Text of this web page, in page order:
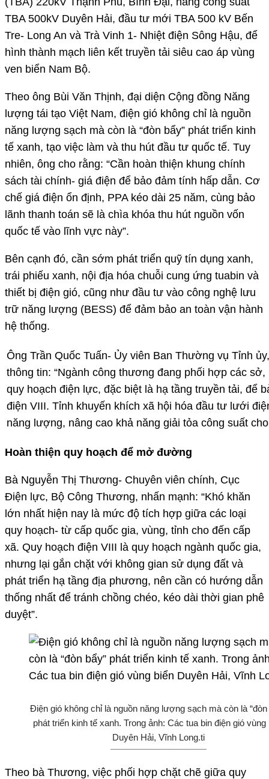
TBA 500kV Duyên Hải, đầu tư mới TBA 500 kV Bến
Tre- Long An và Trà Vinh 1- Nhiệt điện Sông Hậu, để
hình thành mạch liên kết truyền tải siêu cao áp vùng
ven biển Nam Bộ.
Theo ông Bùi Văn Thịnh, đại diện Cộng đồng Năng
lượng tái tạo Việt Nam, điện gió không chỉ là nguồn
năng lượng sạch mà còn là “đòn bẩy” phát triển kinh
tế xanh, tạo việc làm và thu hút đầu tư quốc tế. Tuy
nhiên, ông cho rằng: “Cần hoàn thiện khung chính
sách tài chính- giá điện để bảo đảm tính hấp dẫn. Cơ
chế giá điện ổn định, PPA kéo dài 25 năm, cùng bảo
lãnh thanh toán sẽ là chìa khóa thu hút nguồn vốn
quốc tế vào lĩnh vực này”.
Bên cạnh đó, cần sớm phát triển quỹ tín dụng xanh,
trái phiếu xanh, nội địa hóa chuỗi cung ứng tuabin và
thiết bị điện gió, cũng như đầu tư vào công nghệ lưu
trữ năng lượng (BESS) để đảm bảo an toàn vận hành
hệ thống.
Ông Trần Quốc Tuấn- Ủy viên Ban Thường vụ Tỉnh
thông tin: “Ngành công thương đang phối hợp các
quy hoạch điện lực, đặc biệt là hạ tầng truyền tải, để
điện VIII. Tỉnh khuyến khích xã hội hóa đầu tư lưới
năng lượng, nâng cao khả năng giải tỏa công suất
Hoàn thiện quy hoạch để mở đường
Bà Nguyễn Thị Thương- Chuyên viên chính, Cục
Điện lực, Bộ Công Thương, nhấn mạnh: “Khó khăn
lớn nhất hiện nay là mức độ tích hợp giữa các loại
quy hoạch- từ cấp quốc gia, vùng, tỉnh cho đến cấp
xã. Quy hoạch điện VIII là quy hoạch ngành quốc gia,
nhưng lại gắn chặt với không gian sử dụng đất và
phát triển hạ tầng địa phương, nên cần có hướng dẫn
thống nhất để tránh chồng chéo, kéo dài thời gian phê
duyệt”.
Điện gió không chỉ là nguồn năng lượng sạch mà còn là “đòn
phát triển kinh tế xanh. Trong ảnh: Các tua bin điện gió vùng
Duyên Hải, Vĩnh Long.ti
Theo bà Thương, việc phối hợp chặt chẽ giữa quy